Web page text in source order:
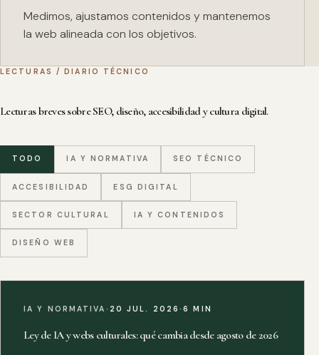
Medimos, ajustamos contenidos y mantenemos
la web alineada con los objetivos.
LECTURAS / DIARIO TÉCNICO
Lecturas breves sobre SEO, diseño, accesibilidad y cultura digital.
TODO IA Y NORMATIVA SEO TÉCNICO
ACCESIBILIDAD ESG DIGITAL
SECTOR CULTURAL IA Y CONTENIDOS
DISEÑO WEB
IA Y NORMATIVA · 20 JUL. 2026·6 MIN
Ley de IA y webs culturales: qué cambia desde agosto de 2026